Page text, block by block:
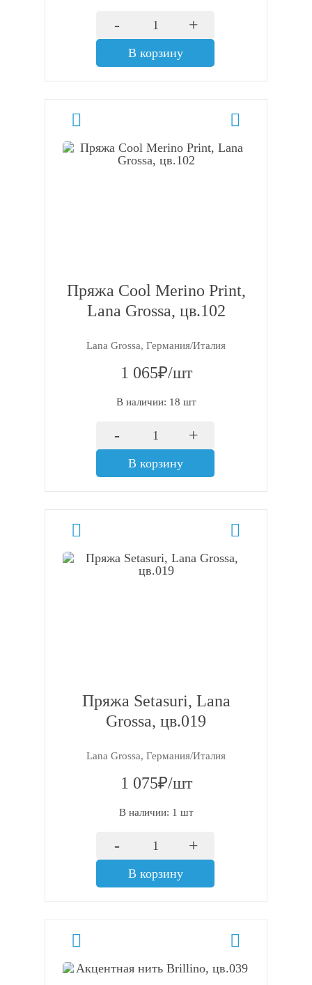
- +
В корзину
Пряжа Cool Merino Print,
Lana Grossa, цв.102
Lana Grossa, Германия/Италия
1 065₽/шт
В наличии: 18 шт
- +
В корзину
Пряжа Setasuri, Lana
Grossa, цв.019
Lana Grossa, Германия/Италия
1 075₽/шт
В наличии: 1 шт
- +
В корзину